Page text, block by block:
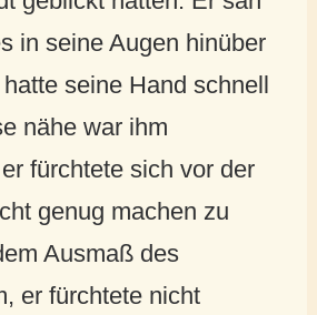
in seine Augen hinüber
seine Hand schnell
nähe war ihm
fürchtete sich vor der
genug machen zu
Ausmaß des
er fürchtete nicht